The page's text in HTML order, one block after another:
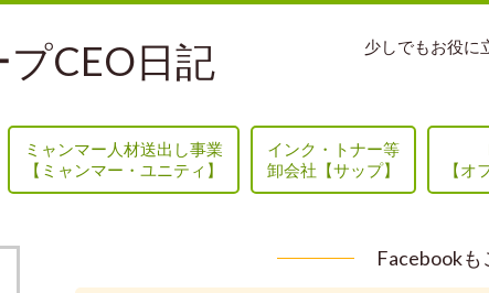
CEO日記 少しでもお役に
ミャンマー人材送出し事業
【ミャンマー・ユニティ】
インク・トナー等
卸会社【サップ】
【オ
Facebook